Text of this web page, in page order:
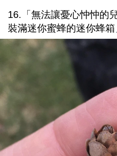
16.「無法讓憂心忡忡的
裝滿迷你蜜蜂的迷你蜂箱